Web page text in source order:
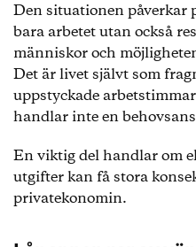
Den situationen påverkar
bara arbetet utan också
människor och
Det är livet självt som
uppstyckade
handlar inte en
En viktig del handlar om
utgifter kan få stora
privatekonomin.